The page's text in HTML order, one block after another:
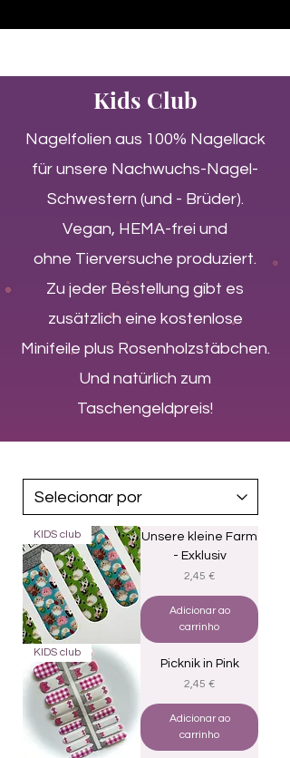
Kids Club
Nagelfolien aus 100% Nagellack
für unsere Nachwuchs-Nagel-
Schwestern (und - Brüder).
Vegan, HEMA-frei und
ohne Tierversuche produziert.
Zu jeder Bestellung gibt es
zusätzlich eine kostenlose
Minifeile plus Rosenholzstäbchen.
Und natürlich zum
Taschengeldpreis!
KIDS club
Unsere kleine Farm
- Exklusiv
Preço
2,45 €
Adicionar ao
carrinho
KIDS club
Picknik in Pink
Preço
2,45 €
Adicionar ao
carrinho